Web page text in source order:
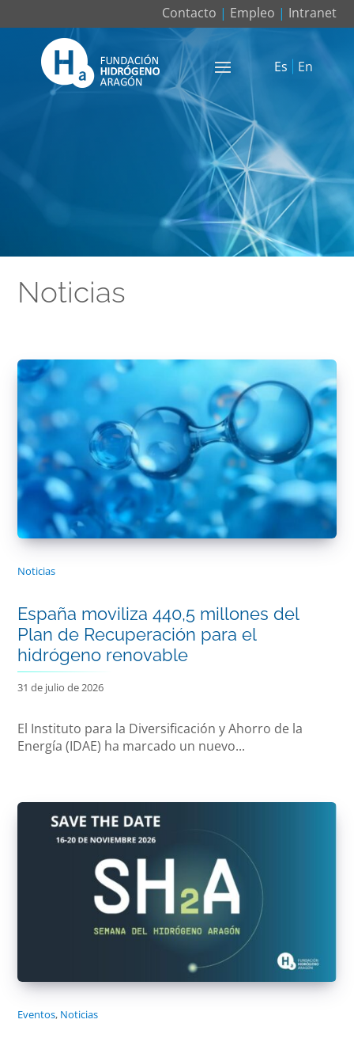
Contacto | Empleo | Intranet
Es En
Noticias
Noticias
España moviliza 440,5 millones del
Plan de Recuperación para el
hidrógeno renovable
31 de julio de 2026
El Instituto para la Diversificación y Ahorro de la
Energía (IDAE) ha marcado un nuevo...
Eventos, Noticias